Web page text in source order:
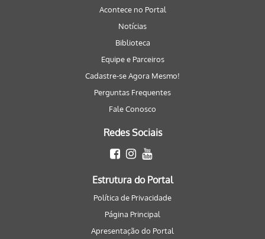
Acontece no Portal
Notícias
Biblioteca
Equipe e Parceiros
Cadastre-se Agora Mesmo!
Perguntas Frequentes
Fale Conosco
Redes Sociais
Estrutura do Portal
Política de Privacidade
Página Principal
Apresentação do Portal